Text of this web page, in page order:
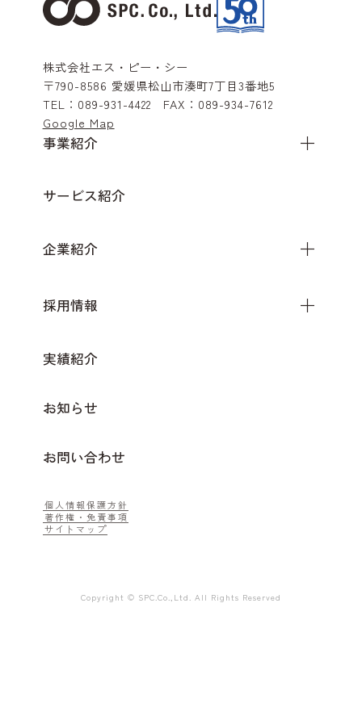
株式会社エス・ピー・シー
〒790-8586 愛媛県松山市湊町7丁目3番地5
TEL： 089-931-4422 FAX： 089-934-7612
Google Map
事業紹介
サービス紹介
企業紹介
採用情報
実績紹介
お知らせ
お問い合わせ
個人情報保護方針
著作権・免責事項
サイトマップ
Copyright © SPC.Co.,Ltd. All Rights Reserved